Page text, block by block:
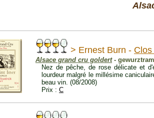
> Ernest Burn -
Alsace grand cru goldert-
Nez de pêche, de rose délicate et
lourdeur malgré le millésime
beau vin. (08/2008)
Prix : C